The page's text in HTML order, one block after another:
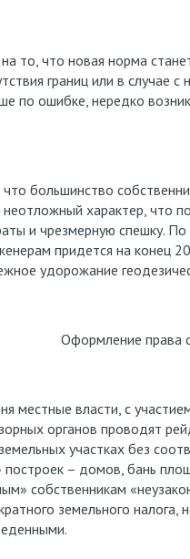
что новая норма станет
границ или в случае
по ошибке, нередко
характер, что
и чрезмерную спешку.
придется на конец
удорожание
Оформление права
власти, с участием
органов проводят
участках без
построек – домов, бань
собственникам
земельного налога,